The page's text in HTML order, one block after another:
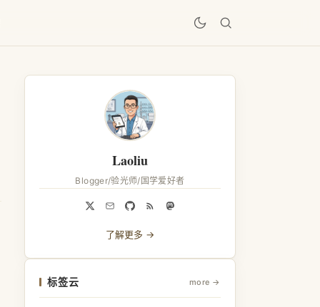
Laoliu
Blogger/验光师/国学爱好者
了解更多 →
标签云 more →